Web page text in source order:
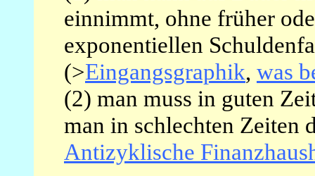
einnimmt, ohne früher
exponentiellen
(>Eingangsgraphik, was
(2) man muss in guten
man in schlechten Zeiten
Antizyklische